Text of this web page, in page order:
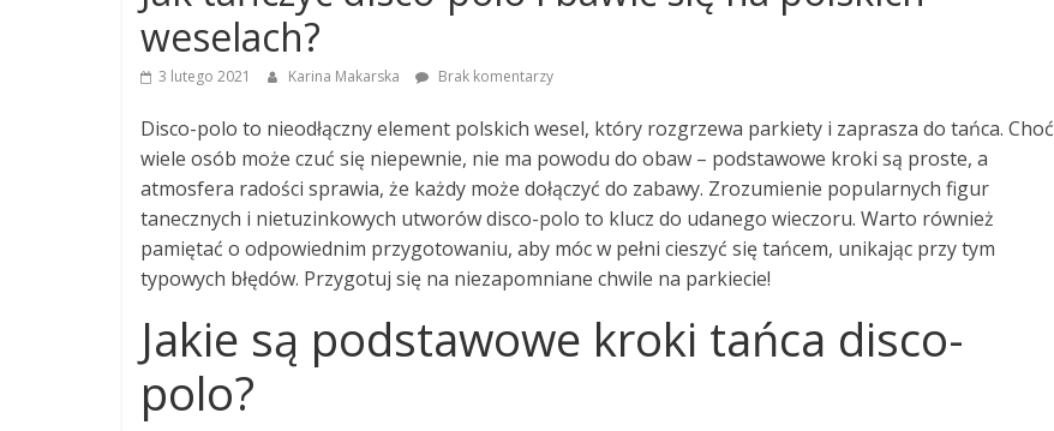
weselach?
3 lutego 2021 Karina Makarska Brak komentarzy
Disco-polo to nieodłączny element polskich wesel, który rozgrzewa parkiety i zaprasza do tańca. Choć
wiele osób może czuć się niepewnie, nie ma powodu do obaw – podstawowe kroki są proste, a
atmosfera radości sprawia, że każdy może dołączyć do zabawy. Zrozumienie popularnych figur
tanecznych i nietuzinkowych utworów disco-polo to klucz do udanego wieczoru. Warto również
pamiętać o odpowiednim przygotowaniu, aby móc w pełni cieszyć się tańcem, unikając przy tym
typowych błędów. Przygotuj się na niezapomniane chwile na parkiecie!
Jakie są podstawowe kroki tańca disco-
polo?